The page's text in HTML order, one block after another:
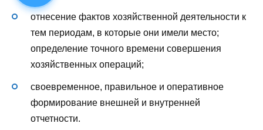
отнесение фактов хозяйственной деятельности к
тем периодам, в которые они имели место;
определение точного времени совершения
хозяйственных операций;
своевременное, правильное и оперативное
формирование внешней и внутренней
отчетности.